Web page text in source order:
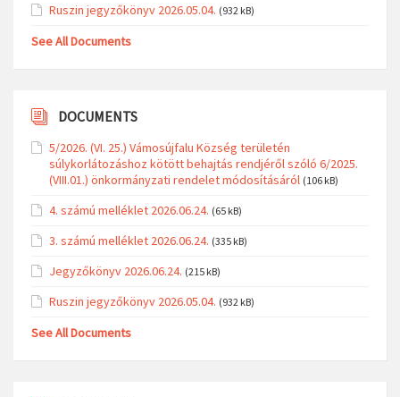
Ruszin jegyzőkönyv 2026.05.04. (932 kB)
See All Documents
DOCUMENTS
5/2026. (VI. 25.) Vámosújfalu Község területén
súlykorlátozáshoz kötött behajtás rendjéről szóló 6/2025.
(VIII.01.) önkormányzati rendelet módosításáról (106 kB)
4. számú melléklet 2026.06.24. (65 kB)
3. számú melléklet 2026.06.24. (335 kB)
Jegyzőkönyv 2026.06.24. (215 kB)
Ruszin jegyzőkönyv 2026.05.04. (932 kB)
See All Documents